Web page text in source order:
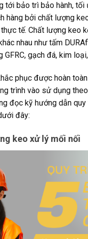
tới bảo trì bảo hành, tối
hàng bởi chất lượng
tế. Chất lượng keo
nhau như tấm
GFRC, gạch đá, kim
phục được hoàn
trình vào sử dụng
đọc kỹ hướng dẫn
đây:
keo xử lý mối nối